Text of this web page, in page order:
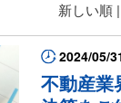
新しい順 |
2024/05/
不動産業